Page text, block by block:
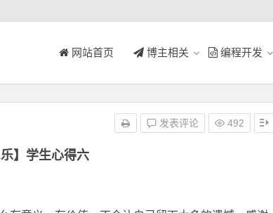
网站首页 博主相关 编程开发
乐】学生心得六
发表评论 492